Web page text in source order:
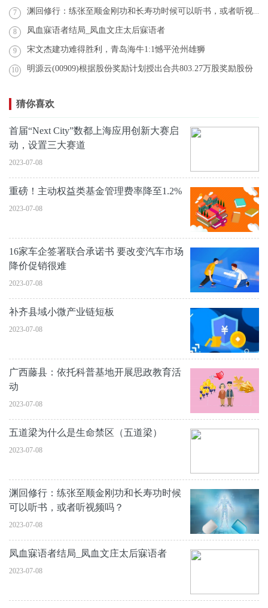
7 渊回修行：练张至顺金刚功和长寿功时候可以听书，或者听视频吗？
8 凤血寐语者结局_凤血文庄太后寐语者
9 宋文杰建功难得胜利，青岛海牛1:1憾平沧州雄狮
10 明源云(00909)根据股份奖励计划授出合共803.27万股奖励股份
猜你喜欢
首届“Next City”数都上海应用创新大赛启
动，设置三大赛道
2023-07-08
重磅！主动权益类基金管理费率降至1.2%
2023-07-08
16家车企签署联合承诺书 要改变汽车市场
降价促销很难
2023-07-08
补齐县域小微产业链短板
2023-07-08
广西藤县：依托科普基地开展思政教育活
动
2023-07-08
五道梁为什么是生命禁区（五道梁）
2023-07-08
渊回修行：练张至顺金刚功和长寿功时候
可以听书，或者听视频吗？
2023-07-08
凤血寐语者结局_凤血文庄太后寐语者
2023-07-08